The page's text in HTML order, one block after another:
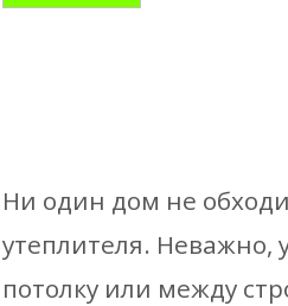
Ни один дом не
утеплителя. Неважно,
потолку или между